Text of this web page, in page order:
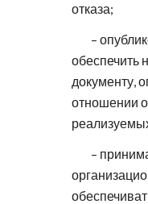
отказа;
–
обеспечить
документу,
отношении
–